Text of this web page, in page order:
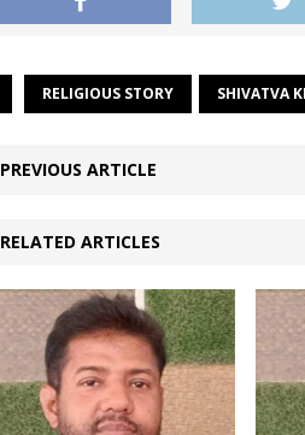
RELIGIOUS STORY SHIVATVA
PREVIOUS ARTICLE
RELATED ARTICLES